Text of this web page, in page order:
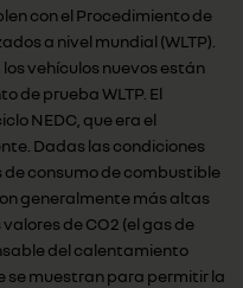
con el Procedimiento de
a nivel mundial (WLTP).
vehículos nuevos están
de prueba WLTP. El
NEDC, que era el
Dadas las condiciones
de consumo de combustible
generalmente más altas
de CO2 (el gas de
del calentamiento
se muestran para permitir la